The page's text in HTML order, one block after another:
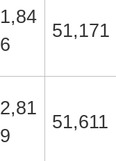
1,84
6
51,171
2,81
9
51,611